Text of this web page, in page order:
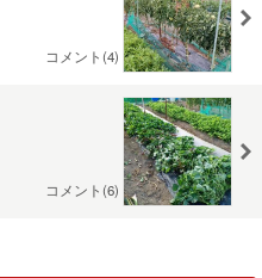
コメント(4)
コメント(6)